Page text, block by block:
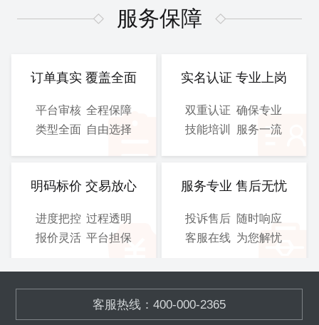
图、 电气施工图等
可选服务：设计院盖章
800/工
图、 电气施工图等
可选服务：设计院盖章
900/工
总施工图
图、 电气施工图等
3D图
备,OEM加工
提交文件：SOLIDWORKS
服务保障
订单真实 覆盖全面
平台审核 全程保障
类型全面 自由选择
实名认证 专业上岗
双重认证 确保专业
技能培训
服务一流
明码标价 交易放心
进度把控 过程透明
报价灵活 平台担保
服务专业 售后无忧
投诉售后 随时响应
客服在线 为您解忧
客服热线：400-000-2365